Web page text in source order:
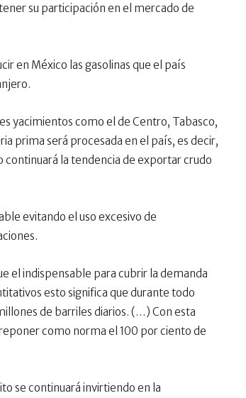
su participación en el mercado de
en México las gasolinas que el país
yacimientos como el de Centro, Tabasco,
prima será procesada en el país, es decir,
continuará la tendencia de exportar crudo
evitando el uso excesivo de
el indispensable para cubrir la demanda
esto significa que durante todo
de barriles diarios. (…) Con esta
como norma el 100 por ciento de
se continuará invirtiendo en la